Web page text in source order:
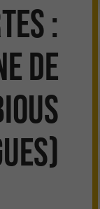
:
de